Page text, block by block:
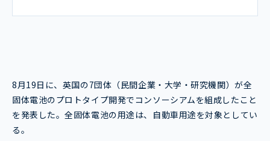
8月19日に、英国の7団体（民間企業・大学・研究機関）が全
固体電池のプロトタイプ開発でコンソーシアムを組成したこと
を発表した。全固体電池の用途は、自動車用途を対象としてい
る。